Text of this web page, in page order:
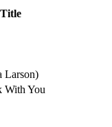
Larson)
You